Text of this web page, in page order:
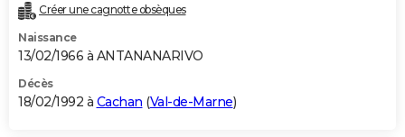
Créer une cagnotte obsèques
Naissance
13/02/1966 à ANTANANARIVO
Décès
18/02/1992 à Cachan (Val-de-Marne)